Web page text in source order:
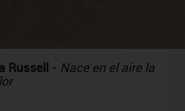
Russell - Nace en el aire la